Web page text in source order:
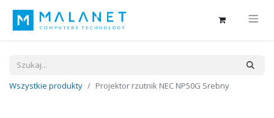
Wszystkie produkty Projektor rzutnik NEC NP50G Srebny